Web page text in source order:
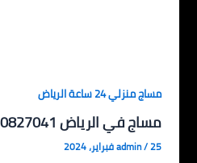
مساج منزلي 24 ساعة الرياض
مساج في الرياض 0560827041
admin/25 فبراير، 2024